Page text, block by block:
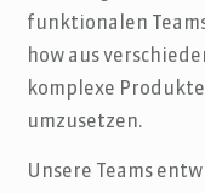
funktionalen
how aus
komplexe
umzusetzen.
Unsere Teams